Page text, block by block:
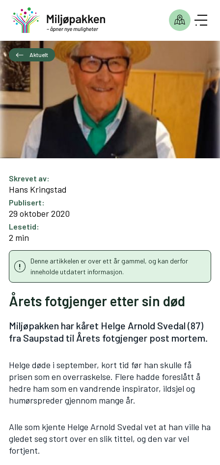
Aktuelt
Skrevet av:
Hans Kringstad
Publisert:
29 oktober 2020
Lesetid:
2 min
Denne artikkelen er over ett år gammel, og kan derfor
inneholde utdatert informasjon.
Årets fotgjenger etter sin død
Miljøpakken har kåret Helge Arnold Svedal (87)
fra Saupstad til Årets fotgjenger post mortem.
Helge døde i september, kort tid før han skulle få
prisen som en overraskelse. Flere hadde foreslått å
hedre ham som en vandrende inspirator, ildsjel og
humørspreder gjennom mange år.
Alle som kjente Helge Arnold Svedal vet at han ville ha
gledet seg stort over en slik tittel, og den var vel
fortjent.